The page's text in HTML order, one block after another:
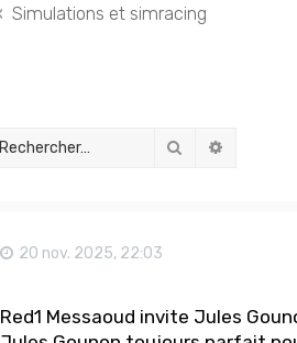
Simulations et simracing
Rechercher
20 nov. 2025, 22:03
Red1 Messaoud invite Jules